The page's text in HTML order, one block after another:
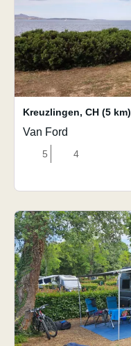
Kreuzlingen, CH (5 km)
Van Ford
5 4